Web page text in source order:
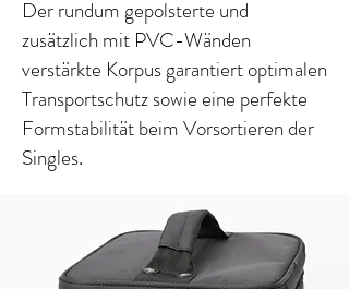
Der rundum gepolsterte und
zusätzlich mit PVC-Wänden
verstärkte Korpus garantiert optimalen
Transportschutz sowie eine perfekte
Formstabilität beim Vorsortieren der
Singles.